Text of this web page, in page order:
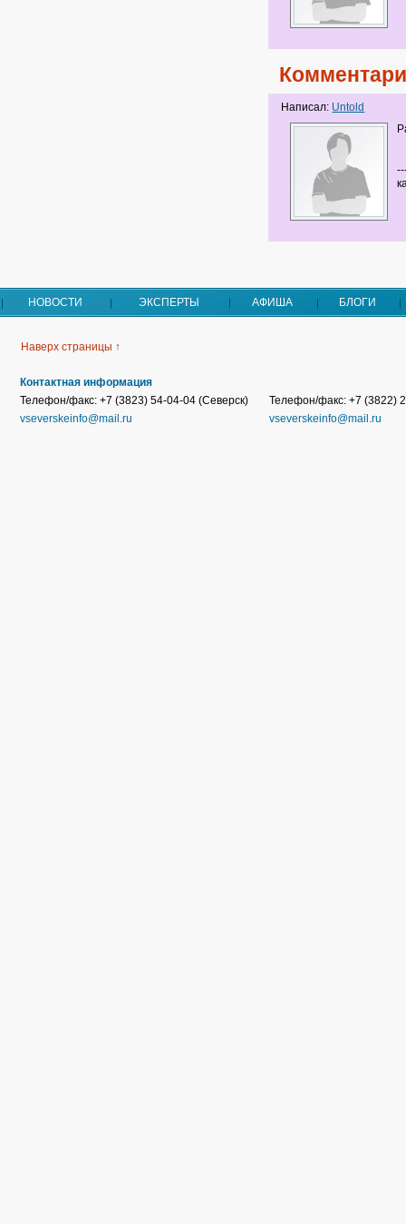
Написал: Untold
НОВОСТИ ЭКСПЕРТЫ АФИША БЛОГИ
Наверх страницы ↑
Контактная информация
Телефон/факс: +7 (3823) 54-04-04 (Северск)
vseverskeinfo@mail.ru
Телефон/факс: +7 (3822)
vseverskeinfo@mail.ru